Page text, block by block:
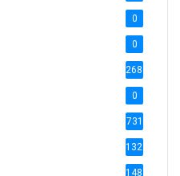
0
0
2686
0
731
1321
1488